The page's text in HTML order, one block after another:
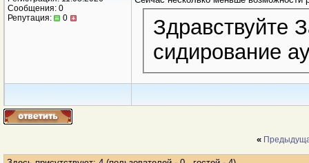
Сообщения: 0
Репутация:
0
Здравствуйте
сидирование
«